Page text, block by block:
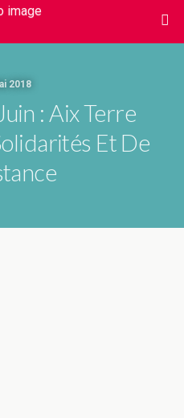
2018
: Aix Terre
Et De